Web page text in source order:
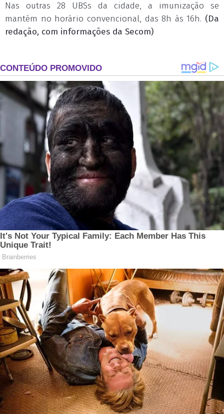
Nas outras 28 UBSs da cidade, a imunização se
mantém no horário convencional, das 8h às 16h. (Da
redação, com informações da Secom)